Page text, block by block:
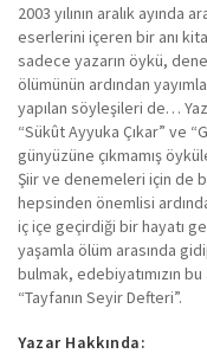
2003 yılının aralık ayında
eserlerini içeren bir anı
sadece yazarın öykü,
ölümünün ardından
yapılan söyleşileri de…
“Sükût Ayyuka Çıkar” ve
günyüzüne çıkmamış
Şiir ve denemeleri için de
hepsinden önemlisi ardında
iç içe geçirdiği bir hayatı
yaşamla ölüm arasında
bulmak, edebiyatımızın
“Tayfanın Seyir Defteri”.
Yazar Hakkında: